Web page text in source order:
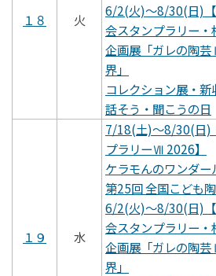
１８ 火
6/2(火)～8/30(日)
会スタンプラリー・
企画展「ガレの陶
界」
コレクション展・新
話そう・聞こうの日
１９ 水
7/18(土)～8/30(日)
プラリーⅦ 2026】
ケラモんのワンダー
第25回 全国こども
6/2(火)～8/30(日)
会スタンプラリー・
企画展「ガレの陶
界」